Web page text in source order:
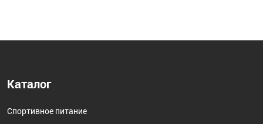
Каталог
Спортивное питание